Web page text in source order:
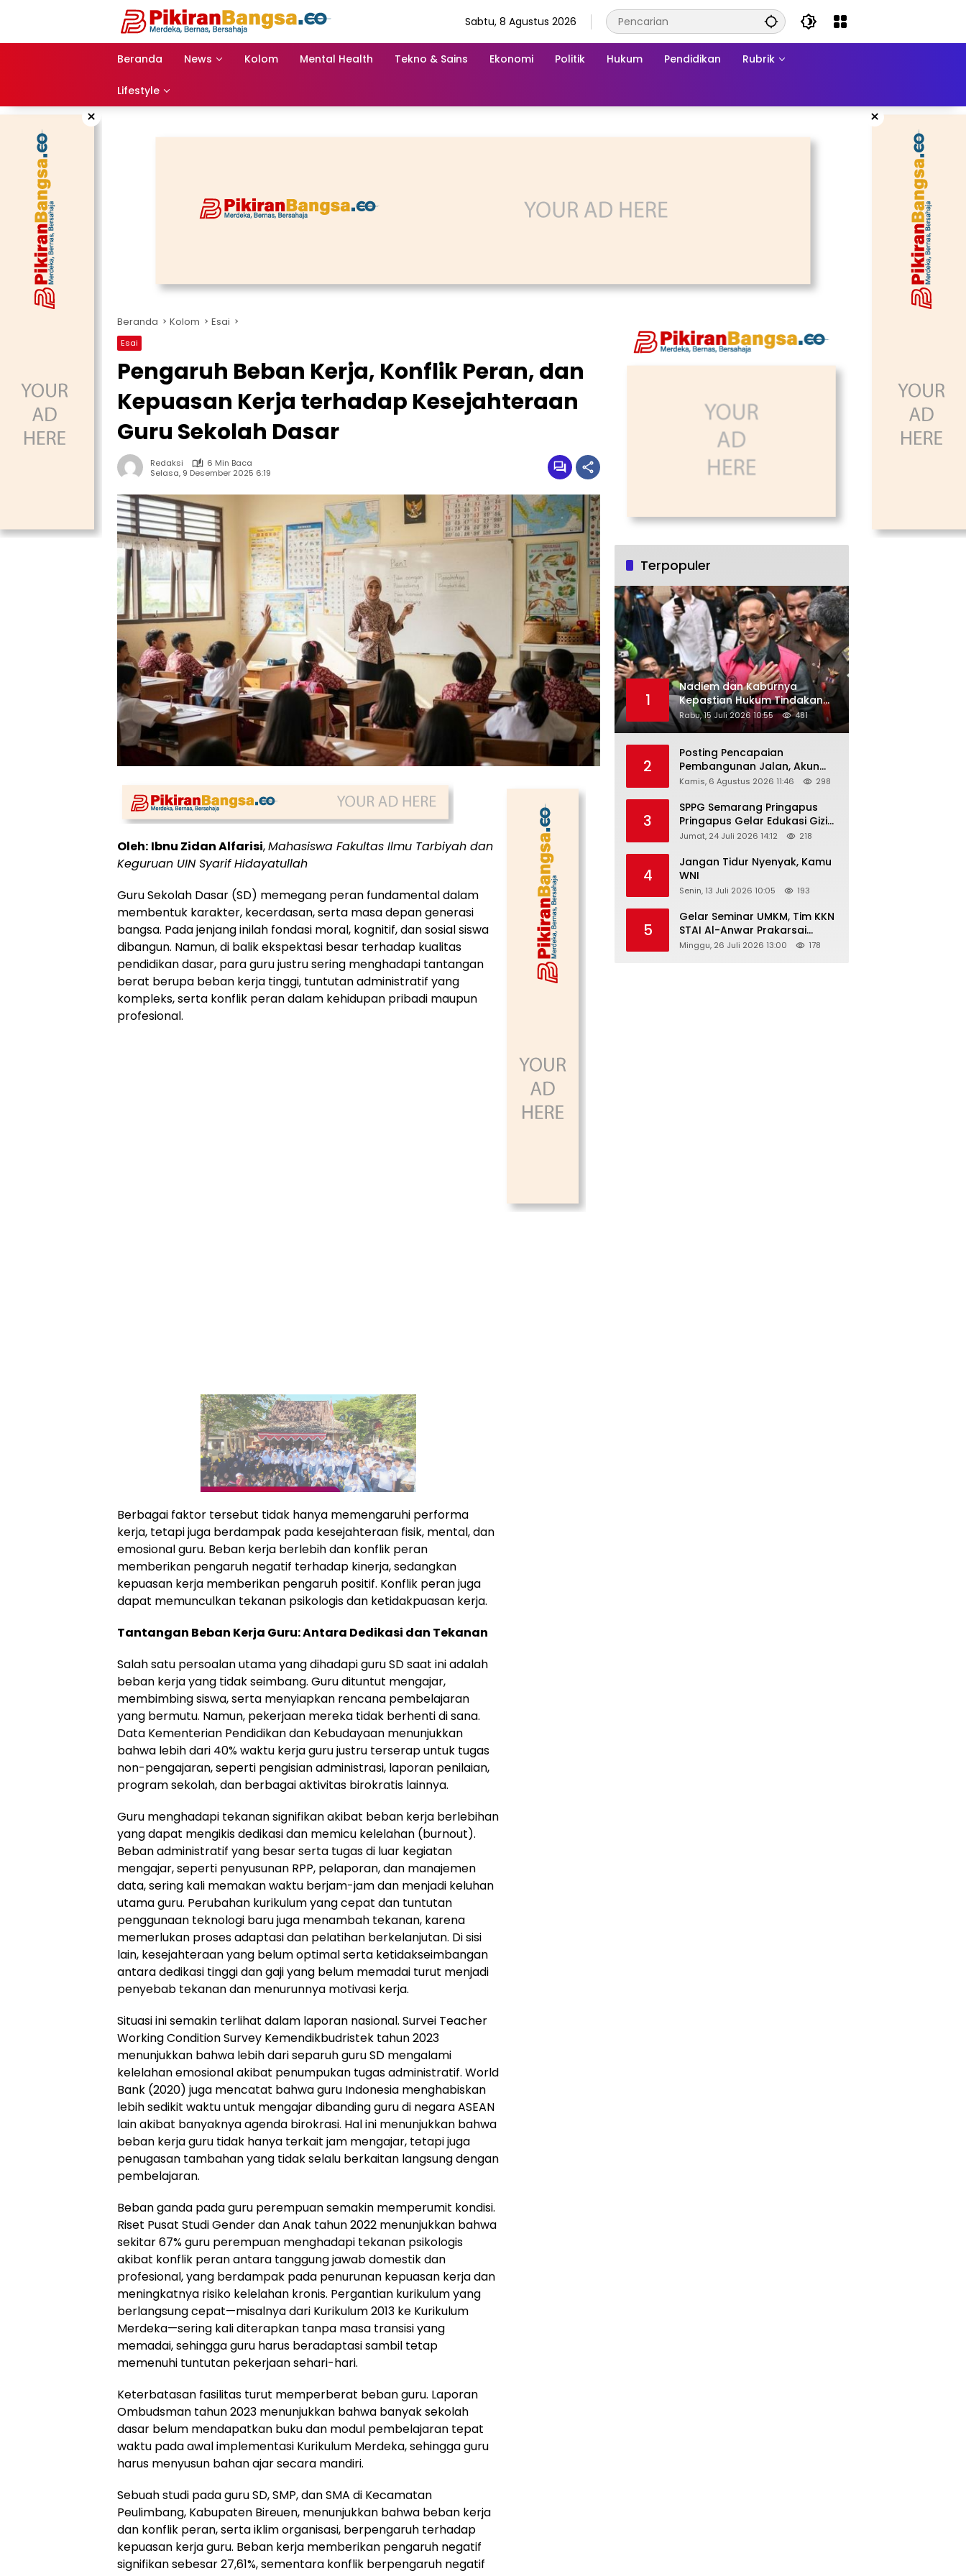
Sabtu, 8 Agustus 2026
Beranda News Kolom Mental Health Tekno & Sains Ekonomi Politik Hukum Pendidikan Rubrik
Lifestyle
× ×
Beranda Kolom Esai
Esai
Pengaruh Beban Kerja, Konflik Peran, dan
Kepuasan Kerja terhadap Kesejahteraan
Guru Sekolah Dasar
Redaksi
6 Min Baca
Selasa, 9 Desember 2025 6:19
Oleh: Ibnu Zidan Alfarisi,Mahasiswa Fakultas Ilmu Tarbiyah dan
Keguruan UIN Syarif Hidayatullah
Guru Sekolah Dasar (SD) memegang peran fundamental dalam
membentuk karakter, kecerdasan, serta masa depan generasi
bangsa. Pada jenjang inilah fondasi moral, kognitif, dan sosial siswa
dibangun. Namun, di balik ekspektasi besar terhadap kualitas
pendidikan dasar, para guru justru sering menghadapi tantangan
berat berupa beban kerja tinggi, tuntutan administratif yang
kompleks, serta konflik peran dalam kehidupan pribadi maupun
profesional.
Berbagai faktor tersebut tidak hanya memengaruhi performa
kerja, tetapi juga berdampak pada kesejahteraan fisik, mental, dan
emosional guru. Beban kerja berlebih dan konflik peran
memberikan pengaruh negatif terhadap kinerja, sedangkan
kepuasan kerja memberikan pengaruh positif. Konflik peran juga
dapat memunculkan tekanan psikologis dan ketidakpuasan kerja.
Tantangan Beban Kerja Guru: Antara Dedikasi dan Tekanan
Salah satu persoalan utama yang dihadapi guru SD saat ini adalah
beban kerja yang tidak seimbang. Guru dituntut mengajar,
membimbing siswa, serta menyiapkan rencana pembelajaran
yang bermutu. Namun, pekerjaan mereka tidak berhenti di sana.
Data Kementerian Pendidikan dan Kebudayaan menunjukkan
bahwa lebih dari 40% waktu kerja guru justru terserap untuk tugas
non-pengajaran, seperti pengisian administrasi, laporan penilaian,
program sekolah, dan berbagai aktivitas birokratis lainnya.
Guru menghadapi tekanan signifikan akibat beban kerja berlebihan
yang dapat mengikis dedikasi dan memicu kelelahan (burnout).
Beban administratif yang besar serta tugas di luar kegiatan
mengajar, seperti penyusunan RPP, pelaporan, dan manajemen
data, sering kali memakan waktu berjam-jam dan menjadi keluhan
utama guru. Perubahan kurikulum yang cepat dan tuntutan
penggunaan teknologi baru juga menambah tekanan, karena
memerlukan proses adaptasi dan pelatihan berkelanjutan. Di sisi
lain, kesejahteraan yang belum optimal serta ketidakseimbangan
antara dedikasi tinggi dan gaji yang belum memadai turut menjadi
penyebab tekanan dan menurunnya motivasi kerja.
Situasi ini semakin terlihat dalam laporan nasional. Survei Teacher
Working Condition Survey Kemendikbudristek tahun 2023
menunjukkan bahwa lebih dari separuh guru SD mengalami
kelelahan emosional akibat penumpukan tugas administratif. World
Bank (2020) juga mencatat bahwa guru Indonesia menghabiskan
lebih sedikit waktu untuk mengajar dibanding guru di negara ASEAN
lain akibat banyaknya agenda birokrasi. Hal ini menunjukkan bahwa
beban kerja guru tidak hanya terkait jam mengajar, tetapi juga
penugasan tambahan yang tidak selalu berkaitan langsung dengan
pembelajaran.
Beban ganda pada guru perempuan semakin memperumit kondisi.
Riset Pusat Studi Gender dan Anak tahun 2022 menunjukkan bahwa
sekitar 67% guru perempuan menghadapi tekanan psikologis
akibat konflik peran antara tanggung jawab domestik dan
profesional, yang berdampak pada penurunan kepuasan kerja dan
meningkatnya risiko kelelahan kronis. Pergantian kurikulum yang
berlangsung cepat—misalnya dari Kurikulum 2013 ke Kurikulum
Merdeka—sering kali diterapkan tanpa masa transisi yang
memadai, sehingga guru harus beradaptasi sambil tetap
memenuhi tuntutan pekerjaan sehari-hari.
Keterbatasan fasilitas turut memperberat beban guru. Laporan
Ombudsman tahun 2023 menunjukkan bahwa banyak sekolah
dasar belum mendapatkan buku dan modul pembelajaran tepat
waktu pada awal implementasi Kurikulum Merdeka, sehingga guru
harus menyusun bahan ajar secara mandiri.
Sebuah studi pada guru SD, SMP, dan SMA di Kecamatan
Peulimbang, Kabupaten Bireuen, menunjukkan bahwa beban kerja
dan konflik peran, serta iklim organisasi, berpengaruh terhadap
kepuasan kerja guru. Beban kerja memberikan pengaruh negatif
signifikan sebesar 27,61%, sementara konflik berpengaruh negatif
Terpopuler
1
Nadiem dan Kaburnya
Kepastian Hukum Tindakan
Pejabat Publik
Rabu, 15 Juli 2026 10:55 481
2
Posting Pencapaian
Pembangunan Jalan, Akun
Facebook Pemerintah
“Dirujak” Warganet
Kamis, 6 Agustus 2026 11:46 298
3
SPPG Semarang Pringapus
Pringapus Gelar Edukasi Gizi
di PAUD Bina Balita Peringati
Jumat, 24 Juli 2026 14:12 218
4
Jangan Tidur Nyenyak, Kamu
WNI
Senin, 13 Juli 2026 10:05 193
5
Gelar Seminar UMKM, Tim KKN
STAI Al-Anwar Prakarsai
Usaha Tepung Maizena di
Minggu, 26 Juli 2026 13:00 178